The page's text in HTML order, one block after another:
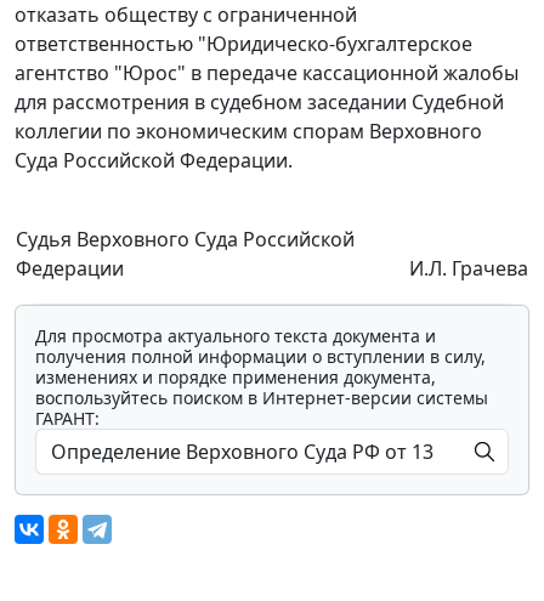
отказать обществу с ограниченной
ответственностью "Юридическо-бухгалтерское
агентство "Юрос" в передаче кассационной жалобы
для рассмотрения в судебном заседании Судебной
коллегии по экономическим спорам Верховного
Суда Российской Федерации.
Судья Верховного Суда Российской
Федерации
И.Л. Грачева
Для просмотра актуального текста документа и
получения полной информации о вступлении в силу,
изменениях и порядке применения документа,
воспользуйтесь поиском в Интернет-версии системы
ГАРАНТ: